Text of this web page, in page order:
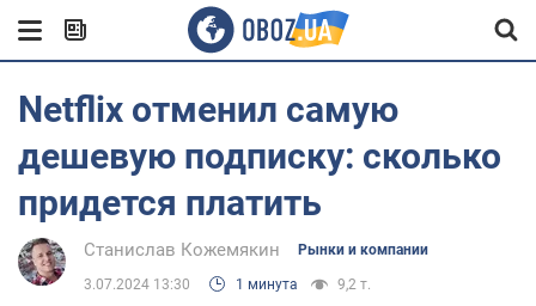
Netflix отменил самую
дешевую подписку: сколько
придется платить
Станислав Кожемякин Рынки и компании
3.07.2024 13:30 1 минута 9,2 т.